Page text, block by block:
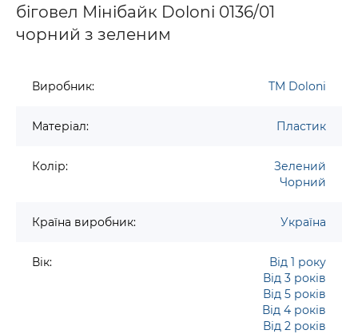
біговел Мінібайк Doloni 0136/01
чорний з зеленим
Виробник: TM Doloni
Матеріал: Пластик
Колір:
Зелений
Чорний
Країна виробник: Україна
Вік:
Від 1 року
Від 3 років
Від 5 років
Від 4 років
Від 2 років